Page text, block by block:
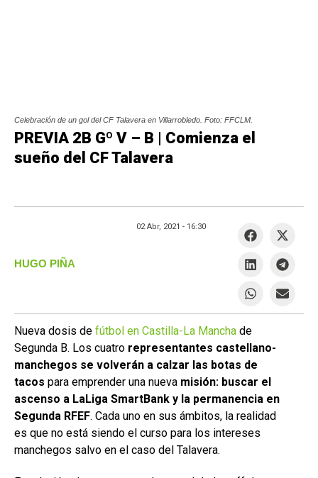
Celebración de un gol del CF Talavera en Villarrobledo. Foto: FFCLM.
PREVIA 2B Gº V – B | Comienza el
sueño del CF Talavera
Nueva dosis de fútbol en Castilla-La Mancha de
Segunda B. Los cuatro representantes castellano-
manchegos se volverán a calzar las botas de
tacos para emprender una nueva misión: buscar el
ascenso a LaLiga SmartBank y la permanencia en
Segunda RFEF. Cada uno en sus ámbitos, la realidad
es que no está siendo el curso para los intereses
manchegos salvo en el caso del Talavera.
HUGO PIÑA
02 Abr, 2021 - 16:30